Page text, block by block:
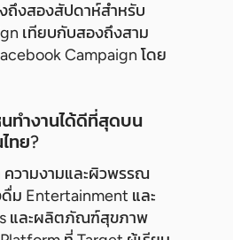
ถึงสองสัปดาห์สำหรับ
เทียบกับสองถึงสาม
Campaign โดย
ทำงานได้ดีที่สุดบน
ทย?
ความงามและผิวพรรณ
ดื่ม Entertainment และ
และผลิตภัณฑ์สุขภาพ